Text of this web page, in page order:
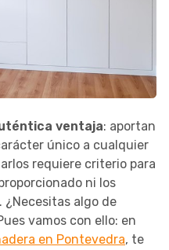
ventaja: aportan
único a cualquier
requiere criterio para
ni los
¿Necesitas algo de
vamos con ello: en
en Pontevedra, te